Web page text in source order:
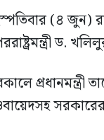
(৪ জুন)
ড.
ওবায়েদসহ